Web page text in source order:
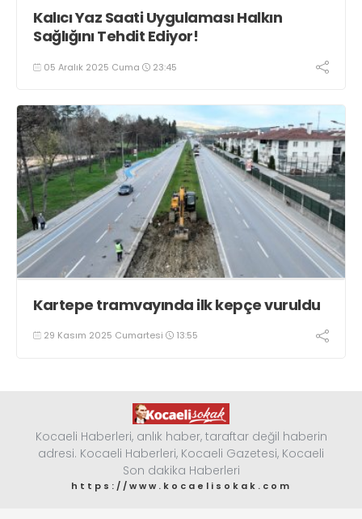
Kalıcı Yaz Saati Uygulaması Halkın
Sağlığını Tehdit Ediyor!
05 Aralık 2025 Cuma 23:45
Kartepe tramvayında ilk kepçe vuruldu
29 Kasım 2025 Cumartesi 13:55
Kocaeli Haberleri, anlık haber, taraftar değil haberin
adresi. Kocaeli Haberleri, Kocaeli Gazetesi, Kocaeli
Son dakika Haberleri
https://www.kocaelisokak.com